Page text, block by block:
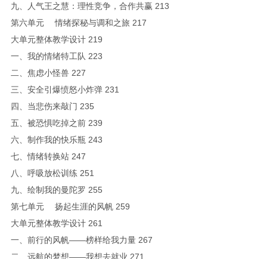
九、人气王之慧：理性竞争，合作共赢 213
第六单元 情绪探秘与调和之旅 217
大单元整体教学设计 219
一、我的情绪特工队 223
二、焦虑小怪兽 227
三、安全引爆愤怒小炸弹 231
四、当悲伤来敲门 235
五、被恐惧吃掉之前 239
六、制作我的快乐瓶 243
七、情绪转换站 247
八、呼吸放松训练 251
九、绘制我的曼陀罗 255
第七单元 扬起生涯的风帆 259
大单元整体教学设计 261
一、前行的风帆——榜样给我力量 267
二、远航的梦想——我想去就业 271